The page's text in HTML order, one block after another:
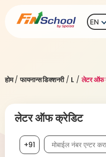
EN
होम/फायनान्स डिक्शनरी/ L /लेटर ऑफ
लेटर ऑफ क्रेडिट
+91 मोबाईल नंबर, आवश्यक